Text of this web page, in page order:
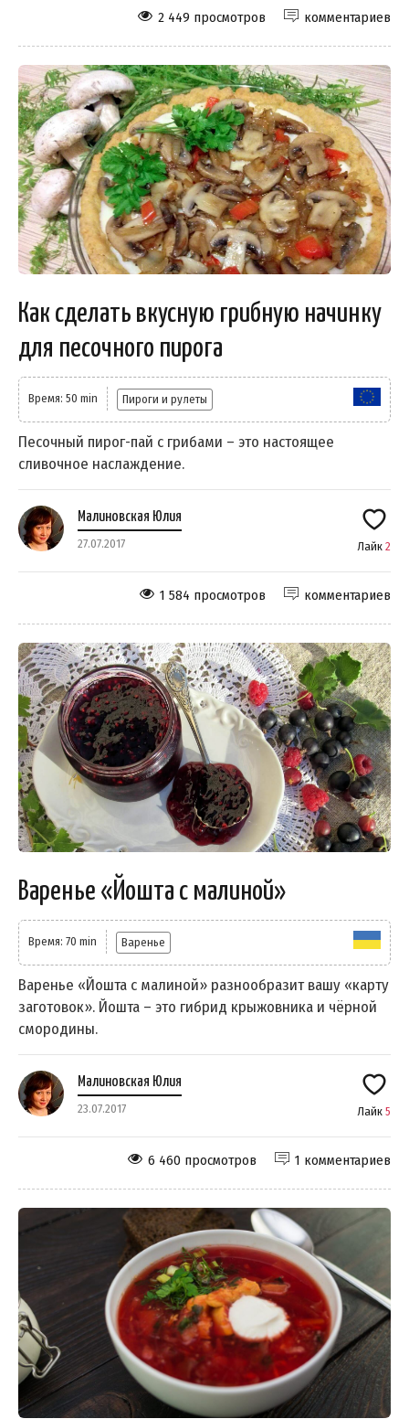
комментариев
2 449 просмотров
Как сделать вкусную грибную начинку
для песочного пирога
Время: 50 min Пироги и рулеты
Песочный пирог-пай с грибами – это настоящее
сливочное наслаждение.
Малиновская Юлия
27.07.2017 Лайк 2
комментариев
1 584 просмотров
Варенье «Йошта с малиной»
Время: 70 min Варенье
Варенье «Йошта с малиной» разнообразит вашу «карту
заготовок». Йошта – это гибрид крыжовника и чёрной
смородины.
Малиновская Юлия
23.07.2017 Лайк 5
1 комментариев
6 460 просмотров